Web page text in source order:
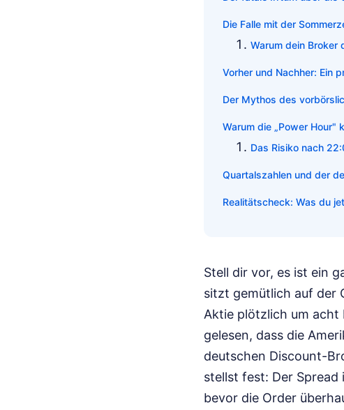
Die Falle mit der
Warum dein Broker
Vorher und Nachher: Ein
Der Mythos des
Warum die „Power Hour"
Das Risiko nach
Quartalszahlen und der
Realitätscheck: Was du
Stell dir vor, es ist ein
sitzt gemütlich auf der
Aktie plötzlich um acht
gelesen, dass die
deutschen Discount-
stellst fest: Der Spread
bevor die Order